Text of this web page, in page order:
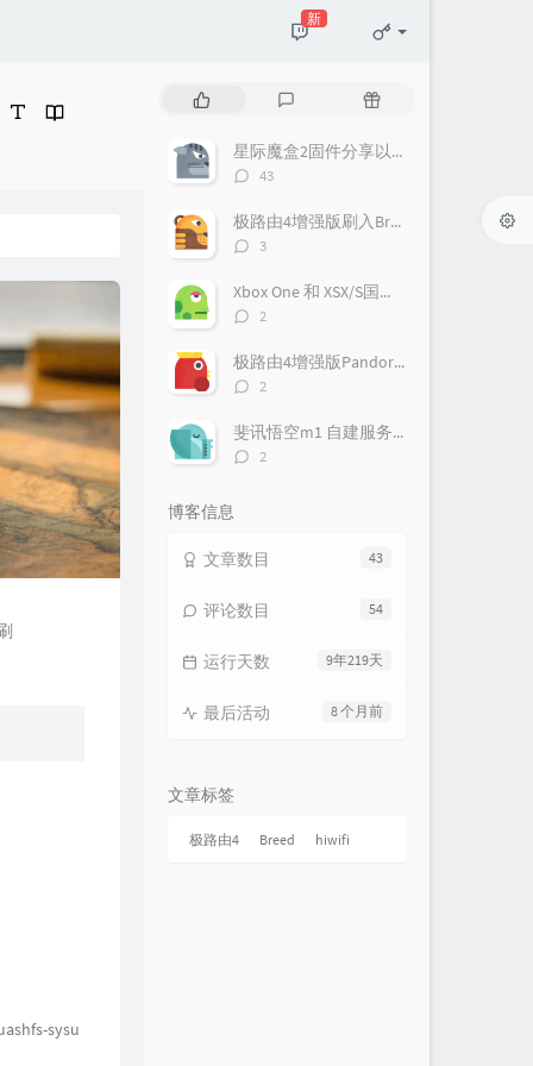
新
sysu
评
随
文 星际魔盒2固件分享以及刷机方法
评
数：
43
极路由4增强版刷入Breed & PandoraBox固件
评
数：
3
Xbox One 和 XSX/S国行解锁详细教程
评
数：
2
极路由4增强版PandoraBox固件AP模式设置
评
数：
2
斐讯悟空m1 自建服务器 带前端
评
2
博客信息
43
文章数目
54
评论数目
9年219天
运行天数
8 个月前
最后活动
文章标签
极路由4 Breed hiwifi